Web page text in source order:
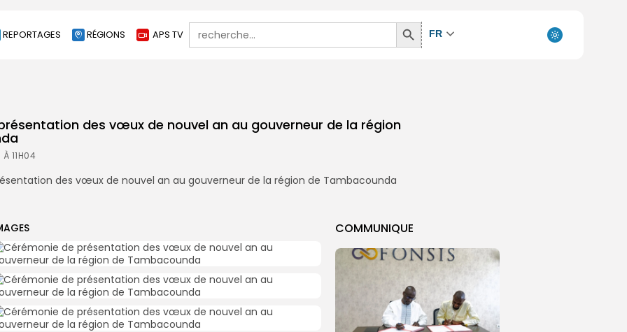
REPORTAGES RÉGIONS APS TV
Search
for:
Search
Button
FR
des vœux de nouvel an au gouverneur de la région
11H04
COMMUNIQUE